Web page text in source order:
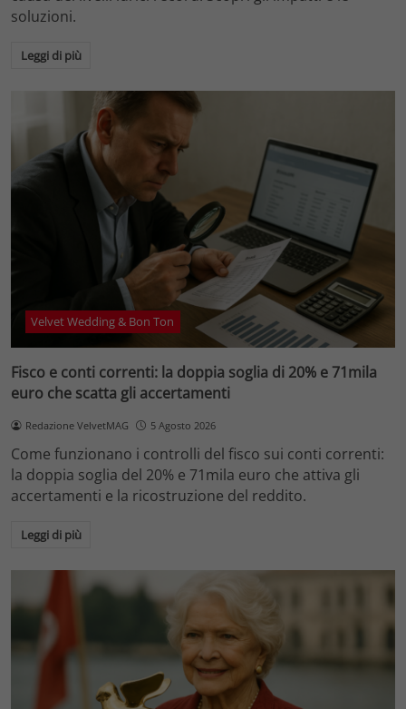
soluzioni.
Leggi di più
Velvet Wedding & Bon Ton
Fisco e conti correnti: la doppia soglia di 20% e 71mila
euro che scatta gli accertamenti
Redazione VelvetMAG 5 Agosto 2026
Come funzionano i controlli del fisco sui conti correnti:
la doppia soglia del 20% e 71mila euro che attiva gli
accertamenti e la ricostruzione del reddito.
Leggi di più